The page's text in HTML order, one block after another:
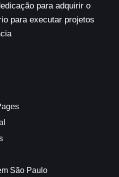
para adquirir o
para executar projetos
São Paulo